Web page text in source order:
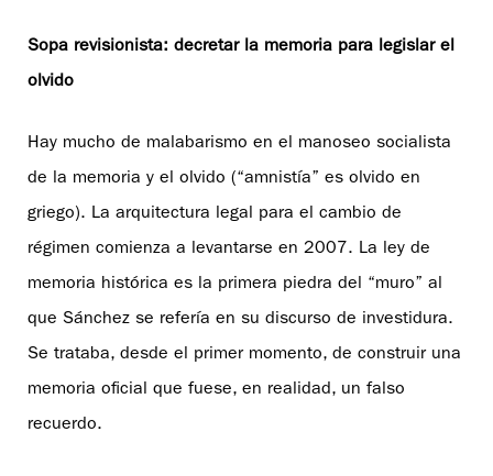
Sopa revisionista: decretar la memoria para legislar el
olvido
Hay mucho de malabarismo en el manoseo socialista
de la memoria y el olvido (“amnistía” es olvido en
griego). La arquitectura legal para el cambio de
régimen comienza a levantarse en 2007. La ley de
memoria histórica es la primera piedra del “muro” al
que Sánchez se refería en su discurso de investidura.
Se trataba, desde el primer momento, de construir una
memoria oficial que fuese, en realidad, un falso
recuerdo.